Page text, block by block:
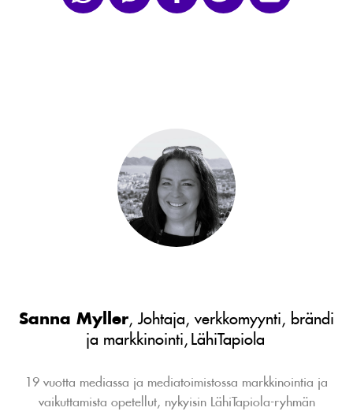
Sanna Myller, Johtaja, verkkomyynti, brändi
ja markkinointi, LähiTapiola
19 vuotta mediassa ja mediatoimistossa markkinointia ja
vaikuttamista opetellut, nykyisin LähiTapiola-ryhmän